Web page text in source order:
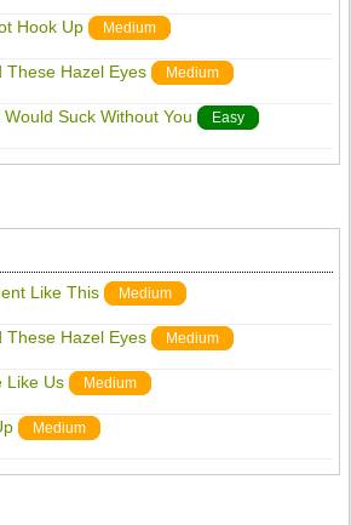
Hook Up Medium
These Hazel Eyes Medium
Suck Without You Easy
Like This Medium
These Hazel Eyes Medium
Like Us Medium
Medium